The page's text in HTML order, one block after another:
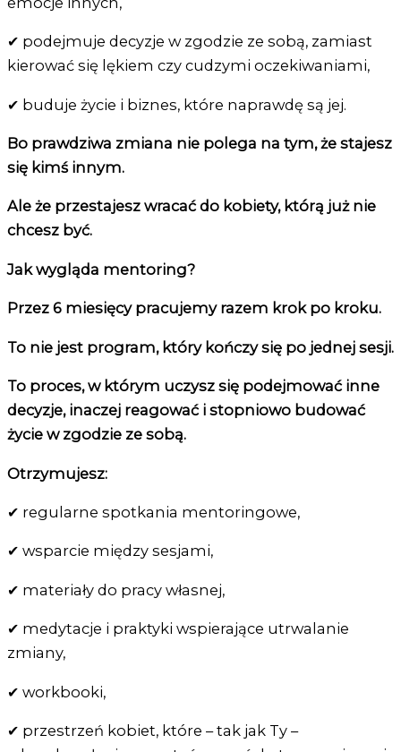
✔ podejmuje decyzje w zgodzie ze sobą, zamiast
kierować się lękiem czy cudzymi oczekiwaniami,
✔ buduje życie i biznes, które naprawdę są jej.
Bo prawdziwa zmiana nie polega na tym, że stajesz
się kimś innym.
Ale że przestajesz wracać do kobiety, którą już nie
chcesz być.
Jak wygląda mentoring?
Przez 6 miesięcy pracujemy razem krok po kroku.
To nie jest program, który kończy się po jednej sesji.
To proces, w którym uczysz się podejmować inne
decyzje, inaczej reagować i stopniowo budować
życie w zgodzie ze sobą.
Otrzymujesz:
✔ regularne spotkania mentoringowe,
✔ wsparcie między sesjami,
✔ materiały do pracy własnej,
✔ medytacje i praktyki wspierające utrwalanie
zmiany,
✔ workbooki,
✔ przestrzeń kobiet, które – tak jak Ty –